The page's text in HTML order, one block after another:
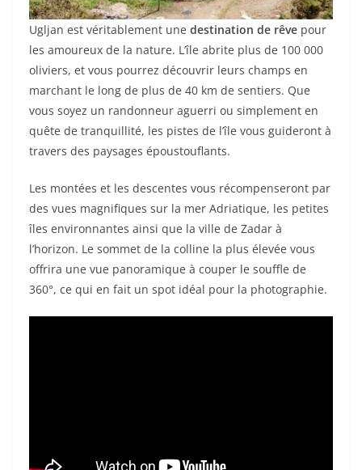
Ugljan est véritablement une destination de rêve pour
les amoureux de la nature. L’île abrite plus de 100 000
oliviers, et vous pourrez découvrir leurs champs en
marchant le long de plus de 40 km de sentiers. Que
vous soyez un randonneur aguerri ou simplement en
quête de tranquillité, les pistes de l’île vous guideront à
travers des paysages époustouflants.
Les montées et les descentes vous récompenseront par
des vues magnifiques sur la mer Adriatique, les petites
îles environnantes ainsi que la ville de Zadar à
l’horizon. Le sommet de la colline la plus élevée vous
offrira une vue panoramique à couper le souffle de
360°, ce qui en fait un spot idéal pour la photographie.